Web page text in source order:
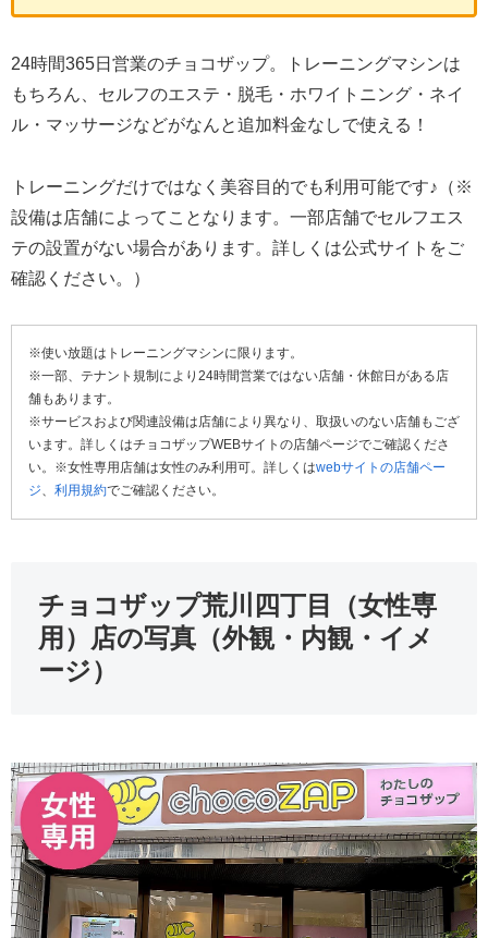
24時間365日営業のチョコザップ。トレーニングマシンは
もちろん、セルフのエステ・脱毛・ホワイトニング・ネイ
ル・マッサージなどがなんと追加料金なしで使える！
トレーニングだけではなく美容目的でも利用可能です♪（※
設備は店舗によってことなります。一部店舗でセルフエス
テの設置がない場合があります。詳しくは公式サイトをご
確認ください。）
※使い放題はトレーニングマシンに限ります。
※一部、テナント規制により24時間営業ではない店舗・休館日がある店
舗もあります。
※サービスおよび関連設備は店舗により異なり、取扱いのない店舗もござ
います。詳しくはチョコザップWEBサイトの店舗ページでご確認くださ
い。※女性専用店舗は女性のみ利用可。詳しくはwebサイトの店舗ペー
ジ、 利用規約でご確認ください。
チョコザップ荒川四丁目（女性専
用）店の写真（外観・内観・イメ
ージ）